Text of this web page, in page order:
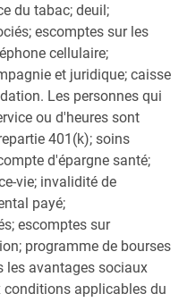
du tabac; deuil;
escomptes sur les
cellulaire;
et juridique; caisse
Les personnes qui
ou d'heures sont
401(k); soins
d'épargne santé;
vie; invalidité de
payé;
escomptes sur
programme de bourses
les avantages sociaux
applicables du